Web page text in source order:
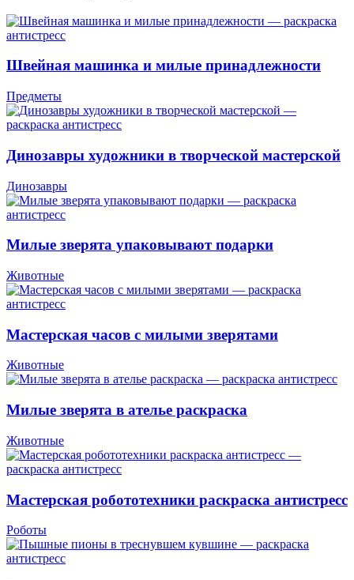
Швейная машинка и милые принадлежности
Предметы
Динозавры художники в творческой мастерской
Динозавры
Милые зверята упаковывают подарки
Животные
Мастерская часов с милыми зверятами
Животные
Милые зверята в ателье раскраска
Животные
Мастерская робототехники раскраска антистресс
Роботы